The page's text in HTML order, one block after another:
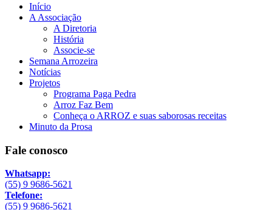
Início
A Associação
A Diretoria
História
Associe-se
Semana Arrozeira
Notícias
Projetos
Programa Paga Pedra
Arroz Faz Bem
Conheça o ARROZ e suas saborosas receitas
Minuto da Prosa
Fale conosco
Whatsapp:
(55) 9 9686-5621
Telefone:
(55) 9 9686-5621